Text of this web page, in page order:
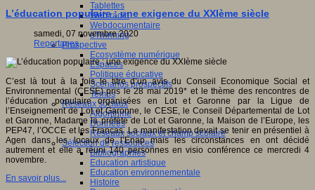
Tablettes
Web radio
Webdocumentaire
eTwinning
Prospective
Ecosystème numérique
Espaces
Politique éducative
Scénarios prospectifs
Temps
Réseaux sociaux
Algorithme
Données
Réseaux sociaux et champ scolaire
Sélection de ressources
Bibliographies
Education artistique
Education environnementale
Histoire
L’éducation populaire : une exigence du XXIème siècle
samedi, 07 novembre 2020
Reportages
C’est là tout à la fois le titre d’un avis du Conseil Economique Social et
Environnemental (CESE) pris le 28 mai 2019* et le thème des rencontres de
l’éducation populaire organisées en Lot et Garonne par la Ligue de
l’Enseignement de Lot et Garonne, le CESE, le Conseil Départemental de Lot
et Garonne, Madame la préfète de Lot et Garonne, la Maison de l’Europe, les
PEP47, l’OCCE et les Francas. La manifestation devait se tenir en présentiel à
Agen dans les locaux de l’Enap mais les circonstances en ont décidé
autrement et elle a réuni 140 personnes en visio conférence ce mercredi 4
novembre.
En savoir plus...